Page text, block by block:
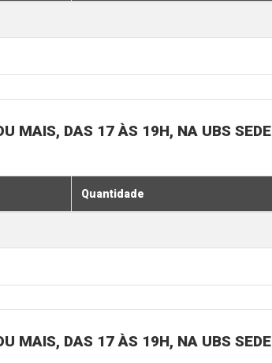
MAIS, DAS 17 ÀS 19H, NA UBS SEDE
Quantidade
MAIS, DAS 17 ÀS 19H, NA UBS SEDE